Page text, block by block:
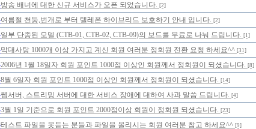
방송 배너에 대한 신규 서비스가 오픈 되었습니다. [2]
여름철 천둥,번개로 부터 텔레폰 하이브리드 보호하기 안내 입니다. [2]
일부 단종된 모델 (CTB-01, CTB-02, CTB-09)의 보드를 무료로 나눠 드립니다. [1]
막대사탕 1000개 이상 가지고 계신 회원 여러분 정회원 전환 요청 하세요^^ [31]
2006년 1월 18일자 회원 포인트 1000점 이상인 회원께서 정회원이 되셨습니다. [8]
8월 6일자 회원 포인트 1000점 이상인 회원께서 정회원이 되셨습니다. [14]
웹서버, 스트리밍 서버에 대한 서비스 장애에 대하여 사과 말씀 드립니다. [4]
3월 1일 기준으로 회원 포인트 2000점이상 회원이 정회원 되셨습니다. [23]
테스트 파일을 못듣는 분들과 파일을 올리시는 회원 여러분 참고 하세요^^ [9]